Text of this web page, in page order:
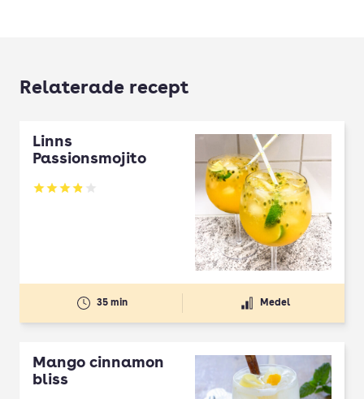
Relaterade recept
Linns
Passionsmojito
Betyg: 3.87 av 5
35 min Medel
Mango cinnamon
bliss